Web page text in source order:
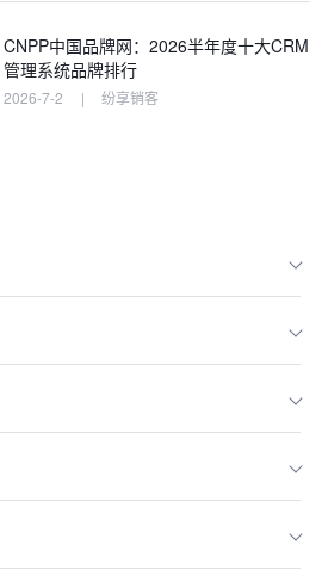
3. 营销活动管理与自动化
CNPP中国品牌网：2026半年度十大CRM
管理系统品牌排行
2026-7-2 | 纷享销客